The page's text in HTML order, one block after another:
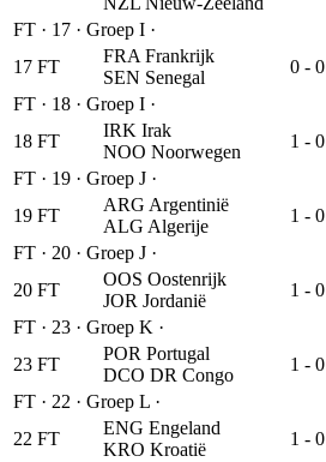
FT · 17 · Groep I ·
17 FT
FRA Frankrijk
SEN Senegal
0 - 0
FT · 18 · Groep I ·
18 FT
IRK Irak
NOO Noorwegen
1 - 0
FT · 19 · Groep J ·
19 FT
ARG Argentinië
ALG Algerije
1 - 0
FT · 20 · Groep J ·
20 FT
OOS Oostenrijk
JOR Jordanië
1 - 0
FT · 23 · Groep K ·
23 FT
POR Portugal
DCO DR Congo
1 - 0
FT · 22 · Groep L ·
22 FT
ENG Engeland
KRO Kroatië
1 - 0